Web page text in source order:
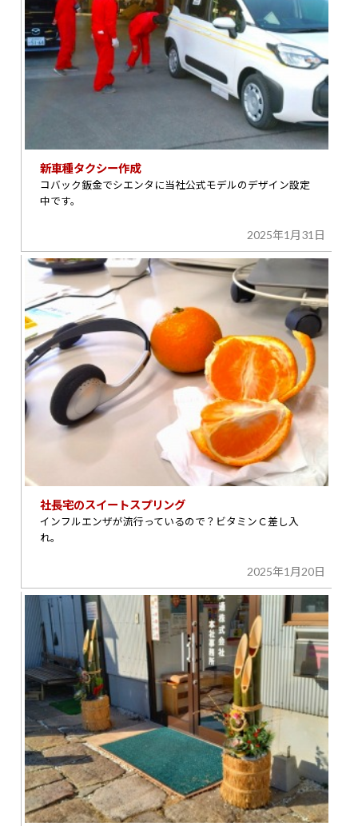
新車種タクシー作成
コバック鈑金でシエンタに当社公式モデルのデザイン設定
中です。
2025年1月31日
社長宅のスイートスプリング
インフルエンザが流行っているので？ビタミンＣ差し入
れ。
2025年1月20日